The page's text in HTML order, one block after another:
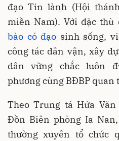
đạo Tin lành (Hội
miền Nam). Với đặc
bào có đạo sinh sống,
công tác dân vận, xây
dân vững chắc luôn
phương cùng BĐBP quan
Theo Trung tá Hứa
Đồn Biên phòng Ia
thường xuyên tổ chức